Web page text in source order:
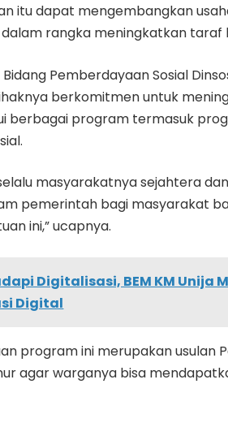
itu dapat mengembangkan
rangka meningkatkan taraf
Pemberdayaan Sosial
berkomitmen untuk
berbagai program termasuk
masyarakatnya sejahtera
pemerintah bagi masyarakat
ini,” ucapnya.
Digitalisasi, BEM KM Unija
Digital
program ini merupakan usulan
agar warganya bisa